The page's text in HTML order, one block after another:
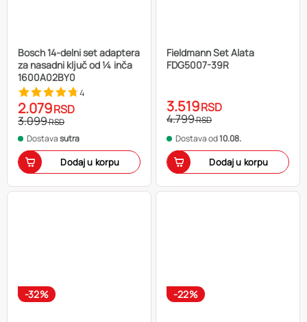
Bosch 14-delni set adaptera
za nasadni ključ od ¼ inča
1600A02BY0
4
2.079RSD
3.099RSD
Dostavasutra
Dodaj u korpu
Fieldmann Set Alata
FDG5007-39R
3.519RSD
4.799RSD
Dostava od10.08.
Dodaj u korpu
-32% -22%